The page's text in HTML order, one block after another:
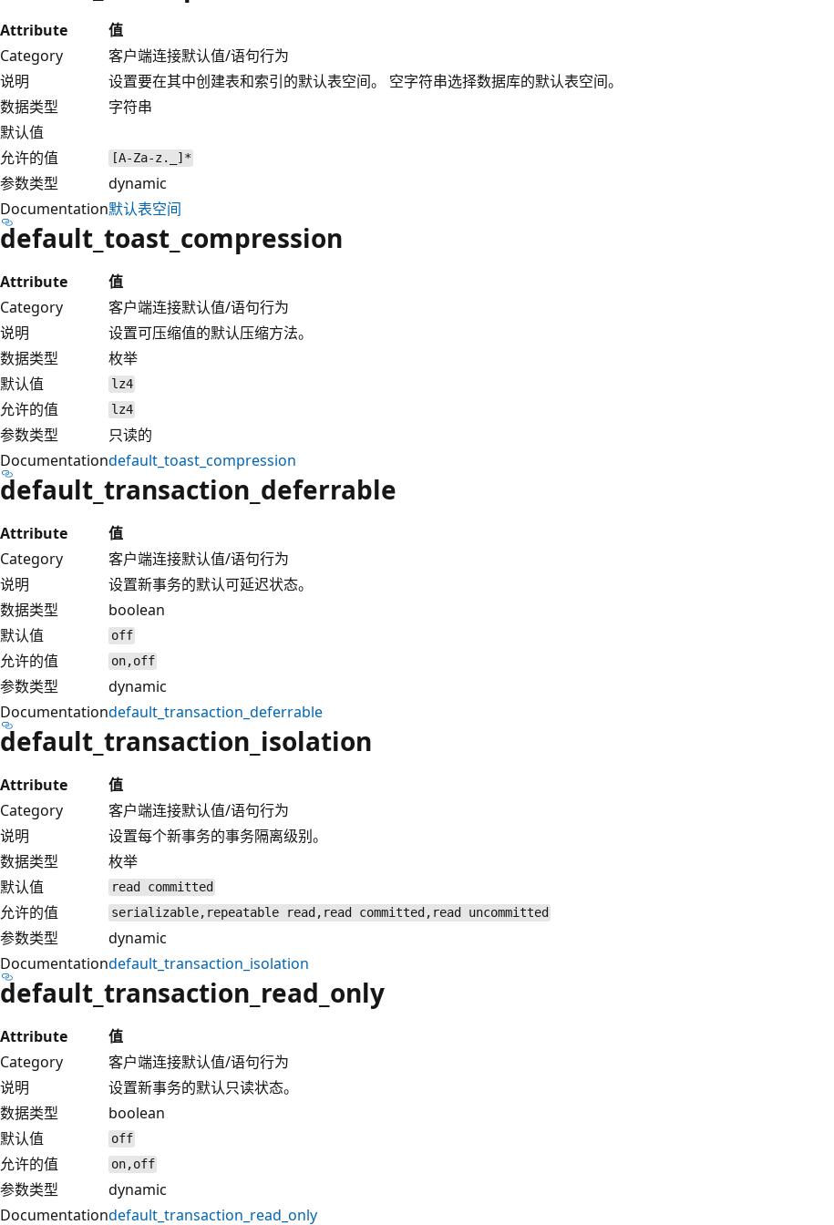
Attribute
值
Category
客户端连接默认值/语句行为
说明
设置要在其中创建表和索引的默认表空间。 空字符串选择数据库的默认表空间。
数据类型
字符串
默认值
允许的值
[A-Za-z._]*
参数类型
dynamic
Documentation默认表空间
default_toast_compression
Attribute
值
Category
客户端连接默认值/语句行为
说明
设置可压缩值的默认压缩方法。
数据类型
枚举
默认值
lz4
允许的值 lz4
参数类型
只读的
Documentationdefault_toast_compression
default_transaction_deferrable
Attribute
值
Category
客户端连接默认值/语句行为
说明
设置新事务的默认可延迟状态。
数据类型
boolean
默认值
off
允许的值 on,off
参数类型
dynamic
Documentationdefault_transaction_deferrable
default_transaction_isolation
Attribute
值
Category
客户端连接默认值/语句行为
说明
设置每个新事务的事务隔离级别。
数据类型
枚举
默认值
read committed
允许的值 serializable,repeatable read,read committed,read uncommitted
参数类型
dynamic
Documentationdefault_transaction_isolation
default_transaction_read_only
Attribute
值
Category
客户端连接默认值/语句行为
说明
设置新事务的默认只读状态。
数据类型
boolean
默认值
off
允许的值 on,off
参数类型
dynamic
Documentationdefault_transaction_read_only